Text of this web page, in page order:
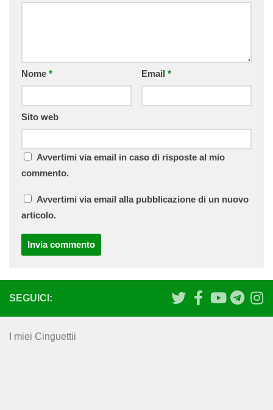
Nome * Email *
Sito web
Avvertimi via email in caso di risposte al mio
commento.
Avvertimi via email alla pubblicazione di un nuovo
articolo.
SEGUICI:
I miei Cinguettii